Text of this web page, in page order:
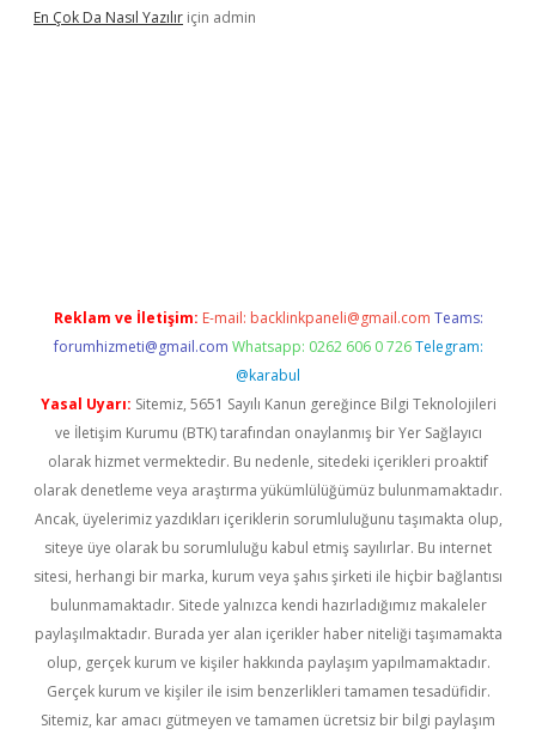
En Çok Da Nasıl Yazılır için admin
Reklam ve İletişim: E-mail: backlinkpaneli@gmail.com Teams:
forumhizmeti@gmail.com Whatsapp: 0262 606 0 726 Telegram:
@karabul
Yasal Uyarı: Sitemiz, 5651 Sayılı Kanun gereğince Bilgi Teknolojileri
ve İletişim Kurumu (BTK) tarafından onaylanmış bir Yer Sağlayıcı
olarak hizmet vermektedir. Bu nedenle, sitedeki içerikleri proaktif
olarak denetleme veya araştırma yükümlülüğümüz bulunmamaktadır.
Ancak, üyelerimiz yazdıkları içeriklerin sorumluluğunu taşımakta olup,
siteye üye olarak bu sorumluluğu kabul etmiş sayılırlar. Bu internet
sitesi, herhangi bir marka, kurum veya şahıs şirketi ile hiçbir bağlantısı
bulunmamaktadır. Sitede yalnızca kendi hazırladığımız makaleler
paylaşılmaktadır. Burada yer alan içerikler haber niteliği taşımamakta
olup, gerçek kurum ve kişiler hakkında paylaşım yapılmamaktadır.
Gerçek kurum ve kişiler ile isim benzerlikleri tamamen tesadüfidir.
Sitemiz, kar amacı gütmeyen ve tamamen ücretsiz bir bilgi paylaşım